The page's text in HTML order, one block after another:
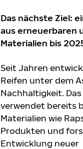
Das nächste Ziel:
aus erneuerbaren
Materialien bis
Seit Jahren
Reifen unter dem
Nachhaltigkeit.
verwendet bereits
Materialien wie
Produkten und
Entwicklung neuer